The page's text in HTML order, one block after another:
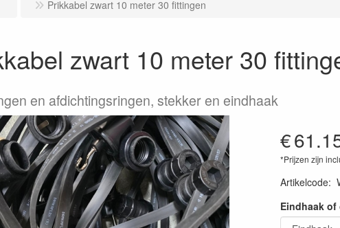
Prikkabel zwart 10 meter 30 fittingen
zwart 10 meter 30
en afdichtingsringen, stekker en eindhaak
€
*Prijzen zijn
Artikelcode:
Eindhaak